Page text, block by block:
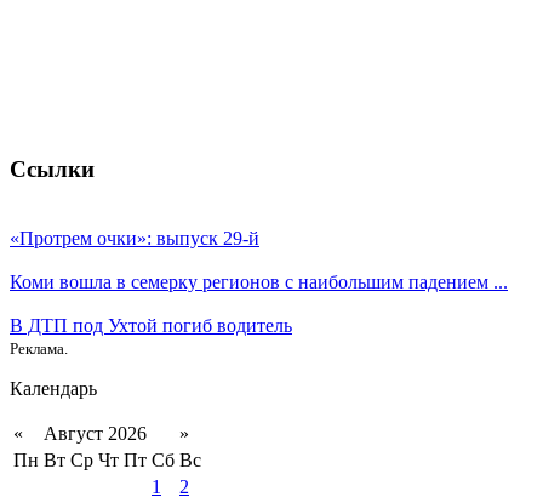
Ссылки
«Протрем очки»: выпуск 29-й
Коми вошла в семерку регионов с наибольшим падением ...
В ДТП под Ухтой погиб водитель
Реклама.
Календарь
« Август 2026
»
Пн Вт Ср Чт Пт Сб Вс
1
2